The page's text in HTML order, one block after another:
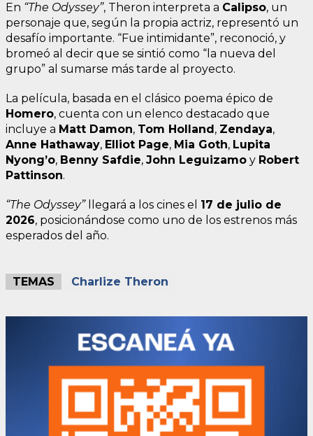
En “The Odyssey”, Theron interpreta a Calipso, un
personaje que, según la propia actriz, representó un
desafío importante. “Fue intimidante”, reconoció, y
bromeó al decir que se sintió como “la nueva del
grupo” al sumarse más tarde al proyecto.
La película, basada en el clásico poema épico de
Homero, cuenta con un elenco destacado que
incluye a Matt Damon, Tom Holland , Zendaya,
Anne Hathaway, Elliot Page, Mia Goth, Lupita
Nyong’o, Benny Safdie, John Leguizamo y Robert
Pattinson.
“The Odyssey”llegará a los cines el 17 de julio de
2026, posicionándose como uno de los estrenos más
esperados del año.
TEMAS Charlize Theron